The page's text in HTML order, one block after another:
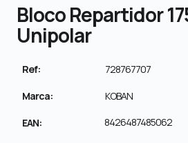
Bloco Repartidor
Unipolar
Ref: 728767707
Marca: KOBAN
EAN: 8426487485062